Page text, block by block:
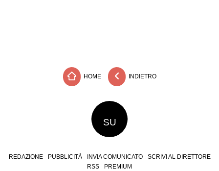
HOME INDIETRO
SU
REDAZIONE PUBBLICITÀ INVIA COMUNICATO
SCRIVI AL DIRETTORE
RSS
PREMIUM